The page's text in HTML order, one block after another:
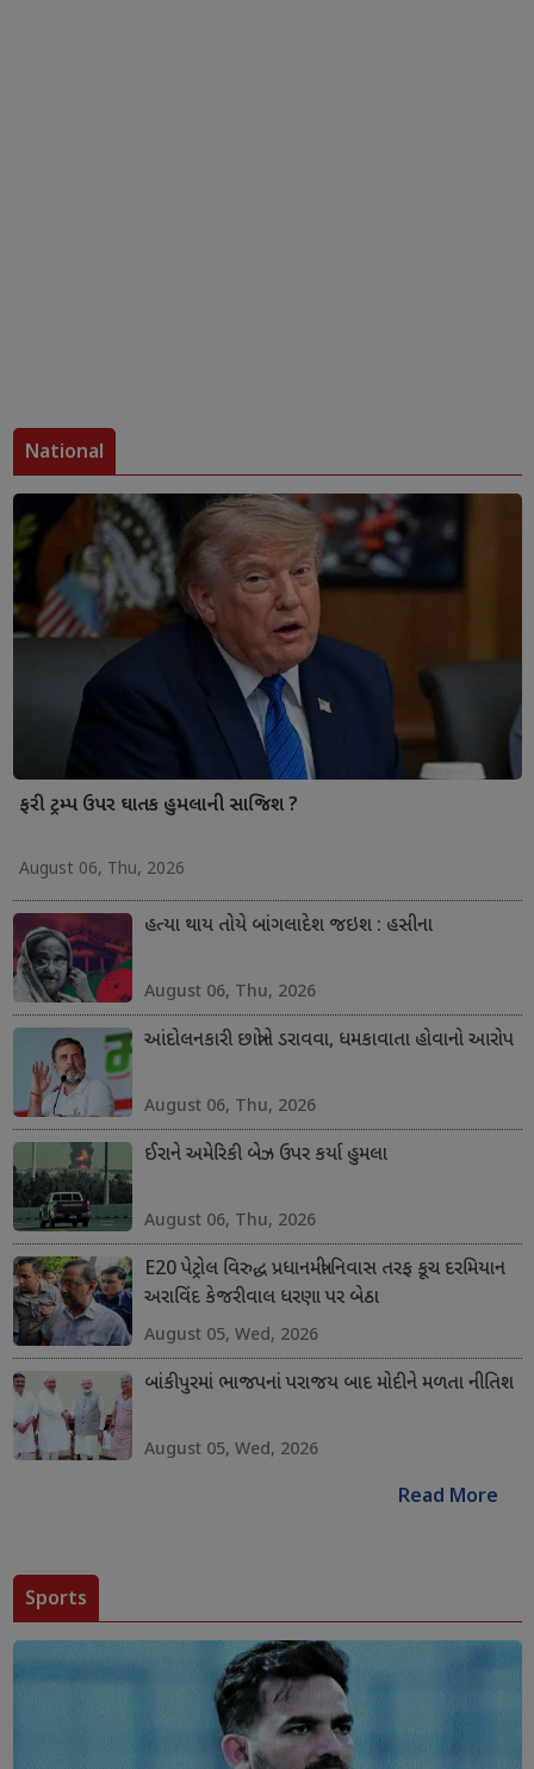
National
ફરી ટ્રમ્પ ઉપર ઘાતક હુમલાની સાજિશ ?
August 06, Thu, 2026
હત્યા થાય તોયે બાંગલાદેશ જઇશ : હસીના
August 06, Thu, 2026
આંદોલનકારી છાત્રોને ડરાવવા, ધમકાવાતા હોવાનો આરોપ
August 06, Thu, 2026
ઈરાને અમેરિકી બેઝ ઉપર કર્યા હુમલા
August 06, Thu, 2026
E20 પેટ્રોલ વિરુદ્ધ પ્રધાનમંત્રી નિવાસ તરફ કૂચ દરમિયાન
અરાવિંદ કેજરીવાલ ધરણા પર બેઠા
August 05, Wed, 2026
બાંકીપુરમાં ભાજપનાં પરાજય બાદ મોદીને મળતા નીતિશ
August 05, Wed, 2026
Read More
Sports